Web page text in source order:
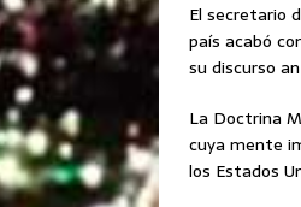
El secretario
país acabó
su discurso
La Doctrina
cuya mente
los Estados